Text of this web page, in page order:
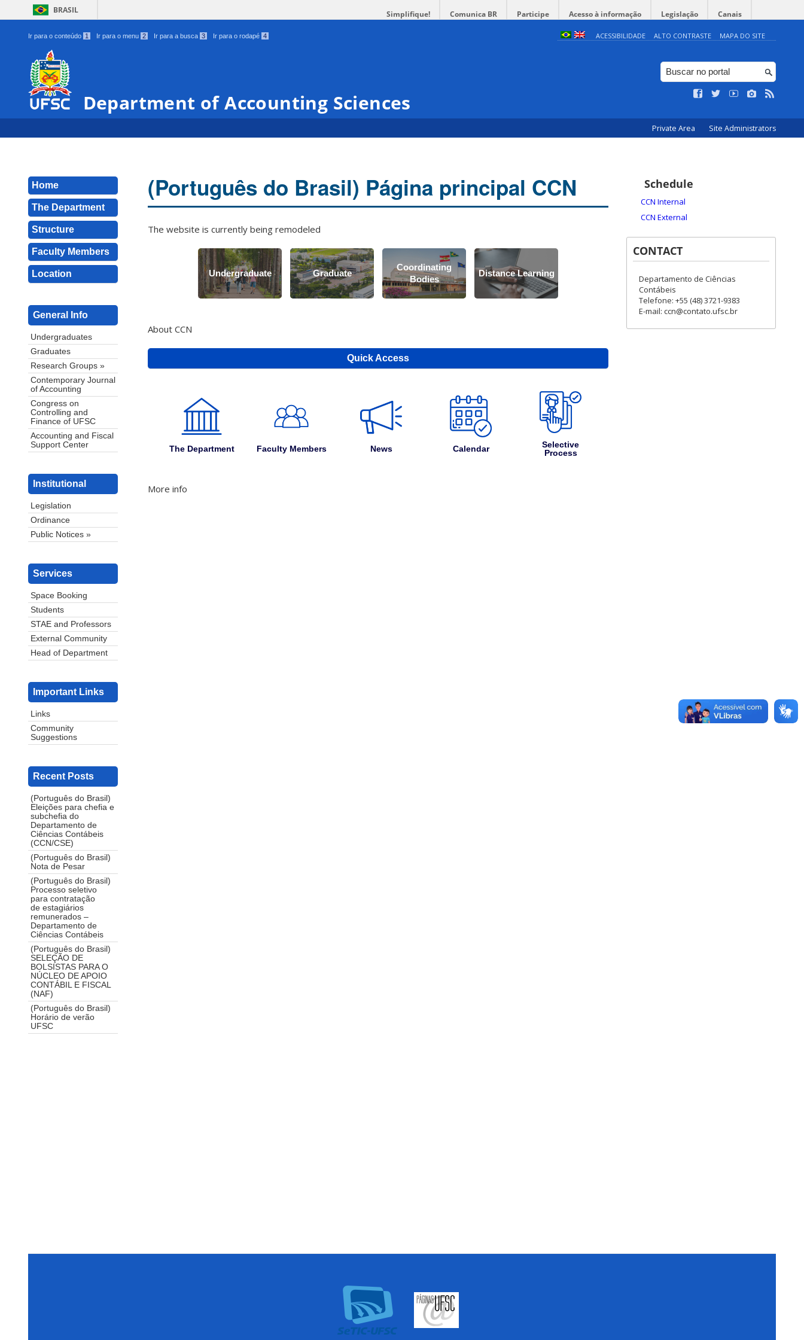
BRASIL Simplifique! Comunica BR Participe Acesso à informação Legislação Canais
Ir para o conteúdo 1 Ir para o menu 2 Ir para a busca 3 Ir para o rodapé 4 ACESSIBILIDADE ALTO CONTRASTE MAPA DO SITE
Department of Accounting Sciences
Private Area Site Administrators
Home
The Department
Structure
Faculty Members
Location
General Info
Undergraduates
Graduates
Research Groups »
Contemporary Journal
of Accounting
Congress on
Controlling and
Finance of UFSC
Accounting and Fiscal
Support Center
Institutional
Legislation
Ordinance
Public Notices »
Services
Space Booking
Students
STAE and Professors
External Community
Head of Department
Important Links
Links
Community
Suggestions
Recent Posts
(Português do Brasil)
Eleições para chefia e
subchefia do
Departamento de
Ciências Contábeis
(CCN/CSE)
(Português do Brasil)
Nota de Pesar
(Português do Brasil)
Processo seletivo
para contratação
de estagiários
remunerados –
Departamento de
Ciências Contábeis
(Português do Brasil)
SELEÇÃO DE
BOLSISTAS PARA O
NÚCLEO DE APOIO
CONTÁBIL E FISCAL
(NAF)
(Português do Brasil)
Horário de verão
UFSC
(Português do Brasil) Página principal CCN
The website is currently being remodeled
Undergraduate Graduate
Coordinating
Bodies
Distance Learning
About CCN
Quick Access
The Department Faculty Members News Calendar
Selective
Process
More info
Schedule
CCN Internal
CCN External
CONTACT
Departamento de Ciências
Contábeis
Telefone: +55 (48) 3721-9383
E-mail: ccn@contato.ufsc.br